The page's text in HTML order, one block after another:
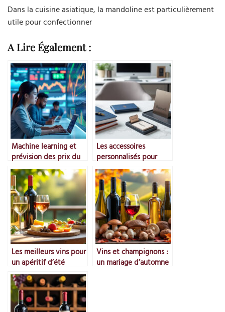
Dans la cuisine asiatique, la mandoline est particulièrement
utile pour confectionner
A Lire Également :
Machine learning et
prévision des prix du
marché
Les accessoires
personnalisés pour
entreprises
Les meilleurs vins pour
un apéritif d’été
Vins et champignons :
un mariage d’automne